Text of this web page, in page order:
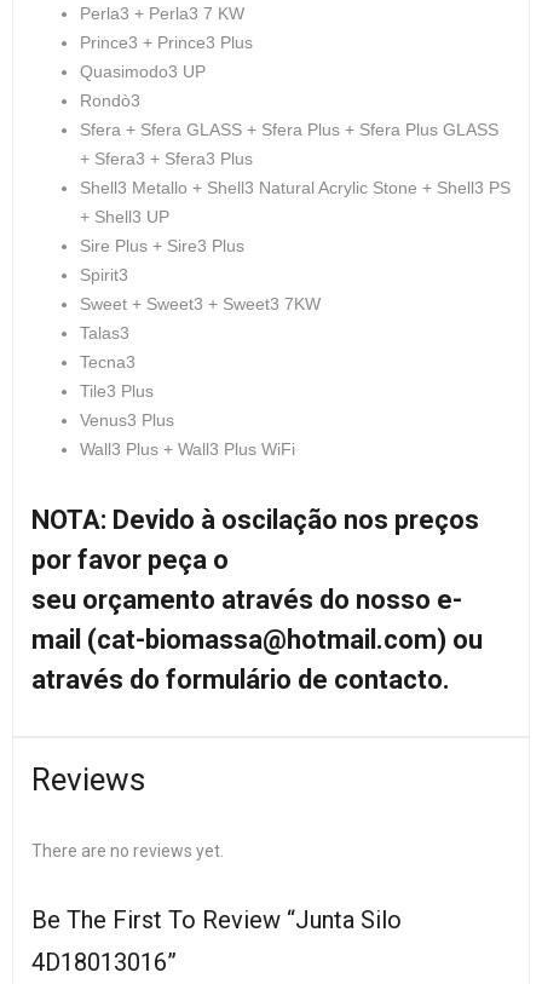
Perla3 + Perla3 7 KW
Prince3 + Prince3 Plus
Quasimodo3 UP
Rondò3
Sfera + Sfera GLASS + Sfera Plus + Sfera Plus GLASS
+ Sfera3 + Sfera3 Plus
Shell3 Metallo + Shell3 Natural Acrylic Stone + Shell3 PS
+ Shell3 UP
Sire Plus + Sire3 Plus
Spirit3
Sweet + Sweet3 + Sweet3 7KW
Talas3
Tecna3
Tile3 Plus
Venus3 Plus
Wall3 Plus + Wall3 Plus WiFi
NOTA: Devido à oscilação nos preços
por favor peça o
seu orçamento através do nosso e-
mail (cat-biomassa@hotmail.com) ou
através do formulário de contacto.
Reviews
There are no reviews yet.
Be The First To Review “Junta Silo
4D18013016”